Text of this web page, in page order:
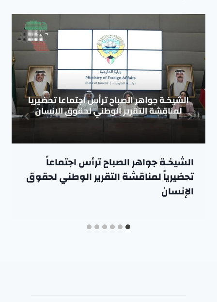
الشيخـة جواهر الصباح ترأس اجتماعاً
تحضيرياً لمناقشة التقرير الوطني لحقوق
الإنسان